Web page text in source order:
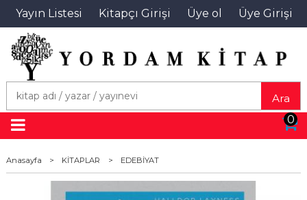
Yayın Listesi Kitapçı Girişi Üye ol Üye Girişi
Ara
0
Anasayfa > KİTAPLAR > EDEBİYAT